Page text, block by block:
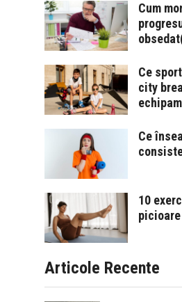
Cum
Ce
city
Ce
10
Articole Recente